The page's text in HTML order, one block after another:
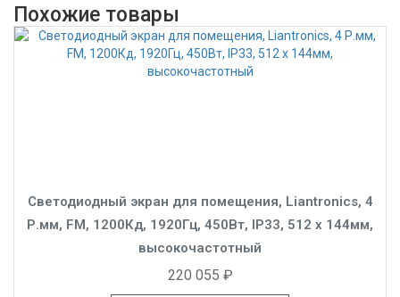
Похожие товары
Светодиодный экран для помещения, Liantronics, 4
Р.мм, FM, 1200Кд, 1920Гц, 450Вт, IP33, 512 x 144мм,
высокочастотный
220 055 ₽